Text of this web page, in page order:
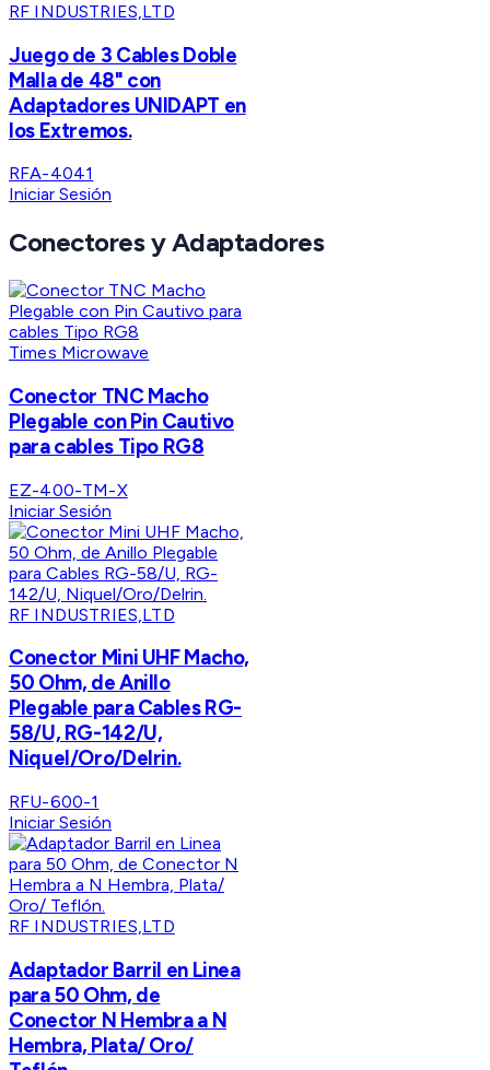
RF INDUSTRIES,LTD
Juego de 3 Cables Doble
Malla de 48" con
Adaptadores UNIDAPT en
los Extremos.
RFA-4041
Iniciar Sesión
Conectores y Adaptadores
Times Microwave
Conector TNC Macho
Plegable con Pin Cautivo
para cables Tipo RG8
EZ-400-TM-X
Iniciar Sesión
RF INDUSTRIES,LTD
Conector Mini UHF Macho,
50 Ohm, de Anillo
Plegable para Cables RG-
58/U, RG-142/U,
Niquel/Oro/Delrin.
RFU-600-1
Iniciar Sesión
RF INDUSTRIES,LTD
Adaptador Barril en Linea
para 50 Ohm, de
Conector N Hembra a N
Hembra, Plata/ Oro/